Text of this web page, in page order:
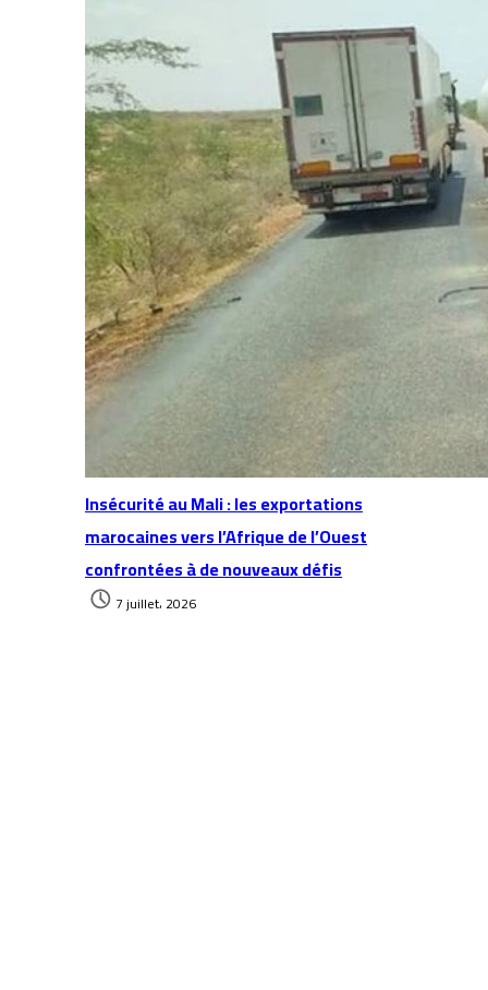
Insécurité au Mali : les exportations
marocaines vers l’Afrique de l’Ouest
confrontées à de nouveaux défis
7 juillet، 2026